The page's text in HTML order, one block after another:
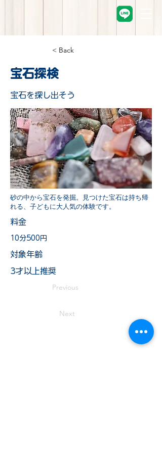
< Back
宝石探検
宝石を探し出そう
砂の中から宝石を発掘。見つけた宝石は持ち帰
れる、子どもに大人気の体験です。
料金
10分500円
​対象年齢
3才以上推奨
Previous
Next